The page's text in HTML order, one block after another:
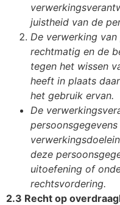
juistheid van de
De verwerking
rechtmatig en de
tegen het wissen
heeft in plaats
het gebruik ervan.
De
deze
uitoefening of
rechtsvordering.
2.3 Recht op